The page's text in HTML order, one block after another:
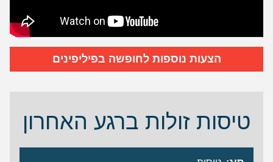
הצעות נוספות לחופשה בפיליפינים
טיסות זולות ברגע האחרון